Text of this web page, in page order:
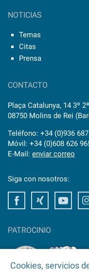
NOTICIAS
Temas
Citas
Prensa
CONTACTO
Plaça Catalunya, 14 3º 2ª
08750 Molins de Rei
Teléfono: +34 (0)936
Móvil: +34 (0)608 626
E-Mail: enviar correo
Siga con nosotros:
FacebookXing
PATROCINIO
Cookies, servicios